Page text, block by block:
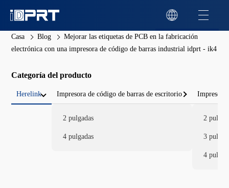
Casa Blog
Mejorar las etiquetas de PCB en la fabricación
electrónica con una impresora de código de barras industrial idprt - ik4
Categoría del producto
Herelink Impresora de código de barras de escritorio
2 pulgadas
4 pulgadas
Impresora
2
3
4